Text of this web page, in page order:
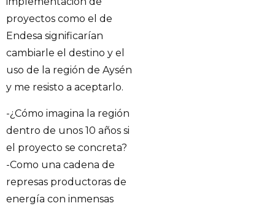
proyectos como el de
Endesa significarían
cambiarle el destino y el
uso de la región de Aysén
y me resisto a aceptarlo.
-¿Cómo imagina la región
dentro de unos 10 años si
el proyecto se concreta?
-Como una cadena de
represas productoras de
energía con inmensas